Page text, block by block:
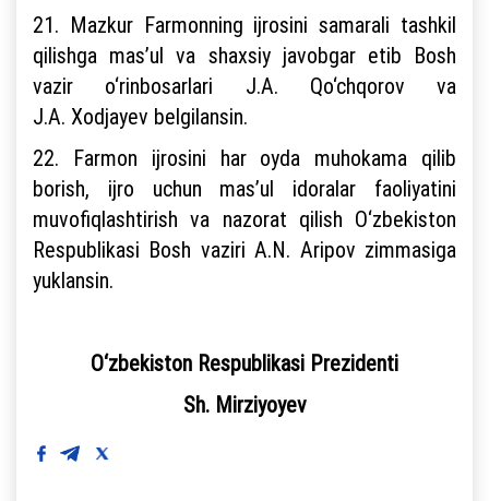
21. Mazkur Farmonning ijrosini samarali tashkil
qilishga mas’ul va shaxsiy javobgar etib Bosh
vazir o‘rinbosarlari J.A. Qo‘chqorov va
J.A. Xodjayev belgilansin.
22. Farmon ijrosini har oyda muhokama qilib
borish, ijro uchun mas’ul idoralar faoliyatini
muvofiqlashtirish va nazorat qilish O‘zbekiston
Respublikasi Bosh vaziri A.N. Aripov zimmasiga
yuklansin.
O‘zbekiston Respublikasi Prezidenti
Sh. Mirziyoyev